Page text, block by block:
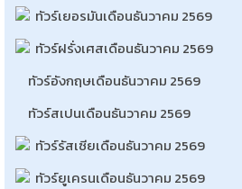
ทัวร์เยอรมันเดือนธันวาคม 2569
ทัวร์ฝรั่งเศสเดือนธันวาคม 2569
ทัวร์อังกฤษเดือนธันวาคม 2569
ทัวร์สเปนเดือนธันวาคม 2569
ทัวร์รัสเซียเดือนธันวาคม 2569
ทัวร์ยูเครนเดือนธันวาคม 2569